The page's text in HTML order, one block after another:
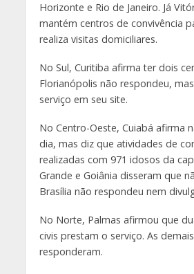
Horizonte e Rio de Janeiro. Já
mantém centros de convivência
realiza visitas domiciliares.
No Sul, Curitiba afirma ter dois
Florianópolis não respondeu,
serviço em seu site.
No Centro-Oeste, Cuiabá afirma
dia, mas diz que atividades de
realizadas com 971 idosos da
Grande e Goiânia disseram que
Brasília não respondeu nem
No Norte, Palmas afirmou que
civis prestam o serviço. As
responderam.